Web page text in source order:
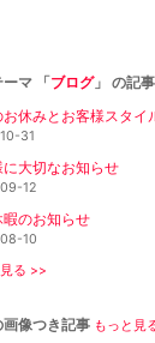
ーマ 「ブログ」 の記事
お休みとお客様スタイ
31
に大切なお知らせ
12
暇のお知らせ
10
る >>
画像つき記事 もっと見